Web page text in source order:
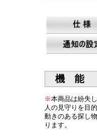
機 能
※本商品は紛失
人の見守りを目
動きのある探し
ります。